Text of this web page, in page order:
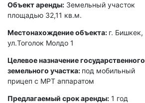
Объект аренды: Земельный участок
площадью 32,11 кв.м.
Местонахождение объекта: г. Бишкек,
ул.Тоголок Молдо 1
Целевое назначение государственного
земельного участка: под мобильный
прицеп с МРТ аппаратом
Предлагаемый срок аренды: 1 год